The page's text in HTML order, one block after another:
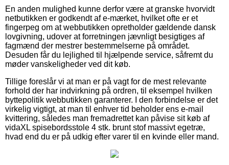
En anden mulighed kunne derfor være at granske hvorvidt
netbutikken er godkendt af e-mærket, hvilket ofte er et
fingerpeg om at webbutikken opretholder gældende dansk
lovgivning, udover at forretningen jævnligt besigtiges af
fagmænd der mestrer bestemmelserne på området.
Desuden får du lejlighed til hjælpende service, såfremt du
møder vanskeligheder ved dit køb.
Tillige foreslår vi at man er på vagt for de mest relevante
forhold der har indvirkning på ordren, til eksempel hvilken
byttepolitik webbutikken garanterer. I den forbindelse er det
virkelig vigtigt, at man til enhver tid beholder ens e-mail
kvittering, således man fremadrettet kan påvise sit køb af
vidaXL spisebordsstole 4 stk. brunt stof massivt egetræ,
hvad end du er på udkig efter varer til en kvinde eller mand.